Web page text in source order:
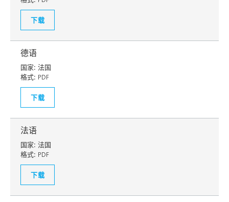
下载
德语
国家: 法国
格式: PDF
下载
法语
国家: 法国
格式: PDF
下载